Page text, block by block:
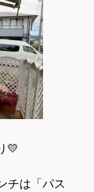
💛
チは「パス